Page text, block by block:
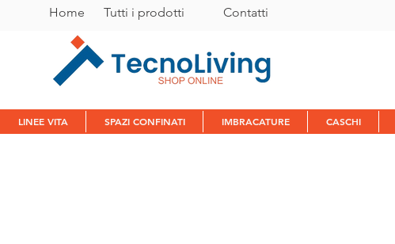
Home Tutti i prodotti Contatti
LINEE VITA SPAZI CONFINATI IMBRACATURE CASCHI